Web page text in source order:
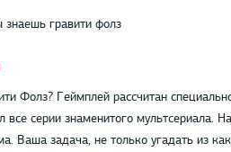
знаешь гравити фолз
Фолз? Геймплей рассчитан
все серии знаменитого мультсериала.
Ваша задача, не только угадать из